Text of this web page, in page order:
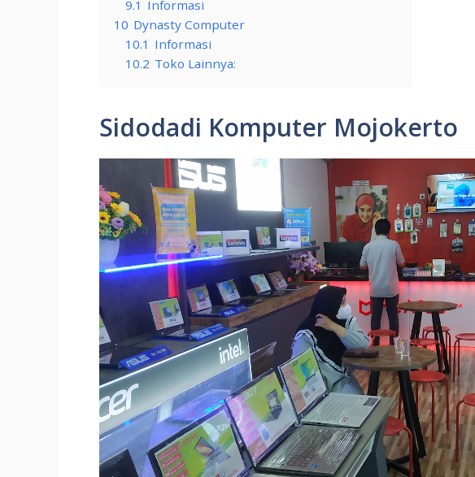
9.1 Informasi
10 Dynasty Computer
10.1 Informasi
10.2 Toko Lainnya:
Sidodadi Komputer Mojokerto